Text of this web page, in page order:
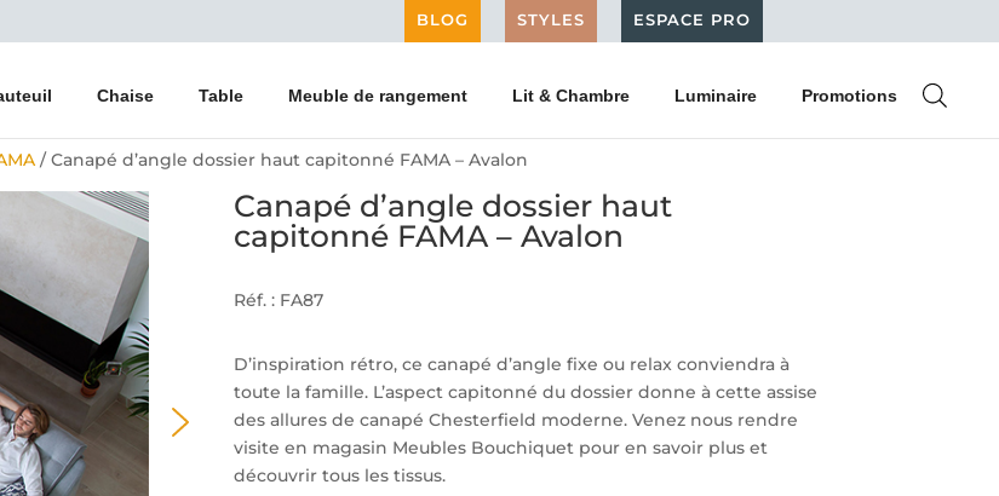
BLOG STYLES ESPACE PRO
Chaise Table Meuble de rangement Lit & Chambre Luminaire Promotions
/ Canapé d’angle dossier haut capitonné FAMA – Avalon
Canapé d’angle dossier haut
capitonné FAMA – Avalon
Réf. : FA87
D’inspiration rétro, ce canapé d’angle fixe ou relax conviendra à
toute la famille. L’aspect capitonné du dossier donne à cette assise
des allures de canapé Chesterfield moderne. Venez nous rendre
visite en magasin Meubles Bouchiquet pour en savoir plus et
découvrir tous les tissus.